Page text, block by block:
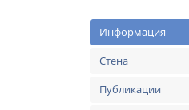
Информация
Стена
Публикации